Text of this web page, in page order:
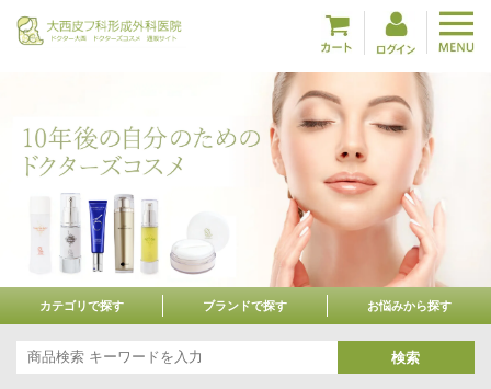
カテゴリで探す ブランドで探す お悩みから探す
検索